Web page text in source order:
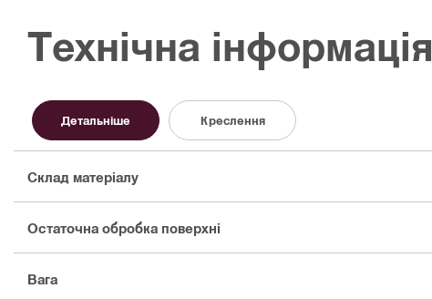
Технічна інформація
Детальніше Креслення
Склад матеріалу
Остаточна обробка поверхні
Вага